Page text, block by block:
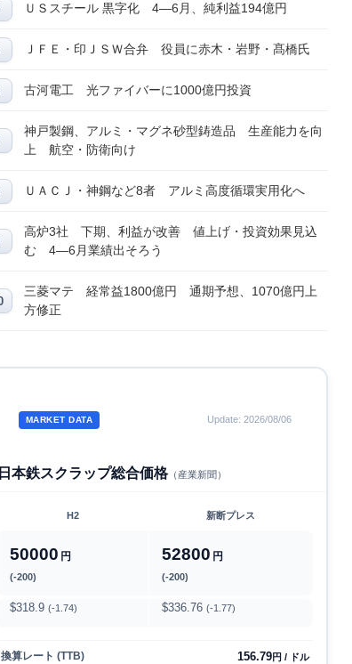
ＵＳスチール 黒字化 4―6月、純利益194億円
ＪＦＥ・印ＪＳＷ合弁 役員に赤木・岩野・髙橋氏
古河電工 光ファイバーに1000億円投資
神戸製鋼、アルミ・マグネ砂型鋳造品 生産能力を向
上 航空・防衛向け
ＵＡＣＪ・神鋼など8者 アルミ高度循環実用化へ
高炉3社 下期、利益が改善 値上げ・投資効果見込
む 4―6月業績出そろう
三菱マテ 経常益1800億円 通期予想、1070億円上
方修正
MARKET DATA Update: 2026/08/06
日本鉄スクラップ総合価格（産業新聞）
H2 新断プレス
50000 円
(-200)
52800 円
(-200)
$318.9 (-1.74) $336.76 (-1.77)
換算レート (TTB) 156.79円 / ドル